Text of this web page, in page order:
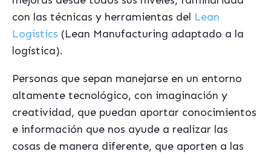
con las técnicas y herramientas del Lean
Logistics (Lean Manufacturing adaptado a la
logística).
Personas que sepan manejarse en un entorno
altamente tecnológico, con imaginación y
creatividad, que puedan aportar conocimientos
e información que nos ayude a realizar las
cosas de manera diferente, que aporten a las